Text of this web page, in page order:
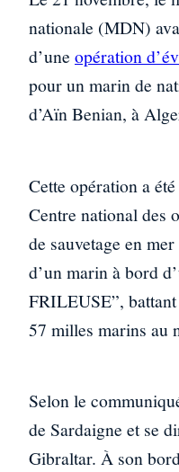
nationale (MDN)
d’une opération
pour un marin de
d’Aïn Benian, à
Cette opération a
Centre national des
de sauvetage en
d’un marin à bord
FRILEUSE”,
57 milles marins au
Selon le
de Sardaigne et se
Gibraltar. À son